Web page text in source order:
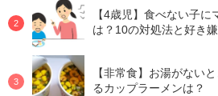
【4歳児】食べない子
は？10の対処法と好き
【非常食】お湯がない
るカップラーメンは？